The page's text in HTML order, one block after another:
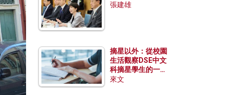
張建雄
摘星以外：從校園
生活觀察DSE中文
科摘星學生的一點
特質
來文